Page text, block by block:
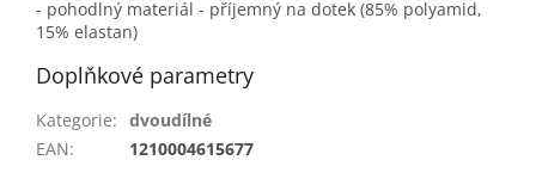
- pohodlný materiál - příjemný na dotek (85% polyamid,
15% elastan)
Doplňkové parametry
Kategorie: dvoudílné
EAN: 1210004615677